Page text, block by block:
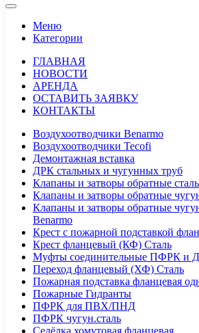
Меню
Категории
ГЛАВНАЯ
НОВОСТИ
АРЕНДА
ОСТАВИТЬ ЗАЯВКУ
КОНТАКТЫ
Воздухоотводчики Benarmo
Воздухоотводчики Tecofi
Демонтажная вставка
ДРК стальных и чугунных труб
Клапаны и затворы обратные
Клапаны и затворы обратные
Клапаны и затворы обратные
Benarmo
Крест с пожарной подставкой
Крест фланцевый (КФ) Сталь
Муфты соединительные ПФРК и
Переход фланцевый (ХФ) Сталь
Пожарная подставка фланцевая
Пожарные Гидранты
ПФРК для ПВХ/ПНД
ПФРК чугун.сталь
Седёлка хомутовая фланцевая